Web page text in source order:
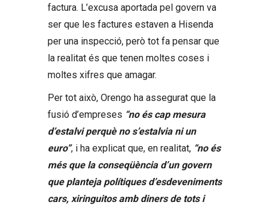
factura. L’excusa aportada pel govern va
ser que les factures estaven a Hisenda
per una inspecció, però tot fa pensar que
la realitat és que tenen moltes coses i
moltes xifres que amagar.
Per tot això, Orengo ha assegurat que la
fusió d’empreses “no és cap mesura
d’estalvi perquè no s’estalvia ni un
euro”, i ha explicat que, en realitat, “no és
més que la conseqüència d’un govern
que planteja polítiques d’esdeveniments
cars, xiringuitos amb diners de tots i